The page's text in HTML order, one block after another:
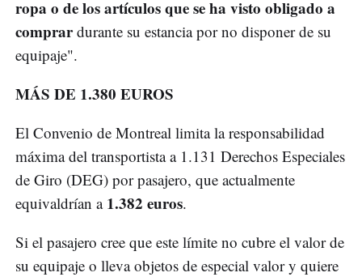
ropa o de los artículos que se ha visto obligado a
comprardurante su estancia por no disponer de su
equipaje".
MÁS DE 1.380 EUROS
El Convenio de Montreal limita la responsabilidad
máxima del transportista a 1.131 Derechos Especiales
de Giro (DEG) por pasajero, que actualmente
equivaldrían a 1.382 euros.
Si el pasajero cree que este límite no cubre el valor de
su equipaje o lleva objetos de especial valor y quiere